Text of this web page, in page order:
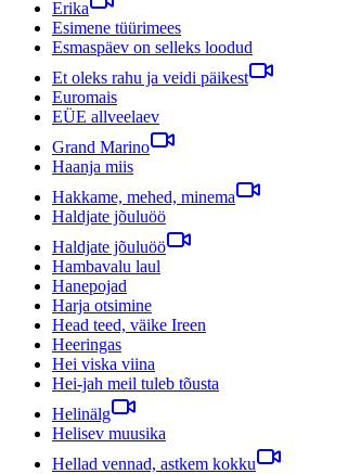
Erika
Esimene tüürimees
Esmaspäev on selleks loodud
Et oleks rahu ja veidi päikest
Euromais
EÜE allveelaev
Grand Marino
Haanja miis
Hakkame, mehed, minema
Haldjate jõuluöö
Haldjate jõuluöö
Hambavalu laul
Hanepojad
Harja otsimine
Head teed, väike Ireen
Heeringas
Hei viska viina
Hei-jah meil tuleb tõusta
Helinälg
Helisev muusika
Hellad vennad, astkem kokku